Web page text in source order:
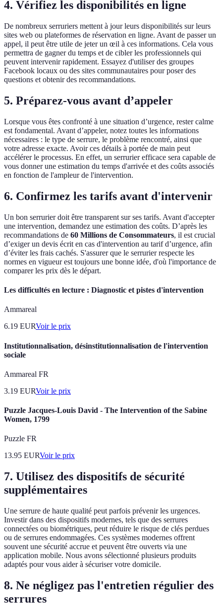
4. Vérifiez les disponibilités en ligne
De nombreux serruriers mettent à jour leurs disponibilités sur leurs
sites web ou plateformes de réservation en ligne. Avant de passer un
appel, il peut être utile de jeter un œil à ces informations. Cela vous
permettra de gagner du temps et de cibler les professionnels qui
peuvent intervenir rapidement. Essayez d'utiliser des groupes
Facebook locaux ou des sites communautaires pour poser des
questions et obtenir des recommandations.
5. Préparez-vous avant d’appeler
Lorsque vous êtes confronté à une situation d’urgence, rester calme
est fondamental. Avant d’appeler, notez toutes les informations
nécessaires : le type de serrure, le problème rencontré, ainsi que
votre adresse exacte. Avoir ces détails à portée de main peut
accélérer le processus. En effet, un serrurier efficace sera capable de
vous donner une estimation du temps d'arrivée et des coûts associés
en fonction de l'ampleur de l'intervention.
6. Confirmez les tarifs avant d'intervenir
Un bon serrurier doit être transparent sur ses tarifs. Avant d'accepter
une intervention, demandez une estimation des coûts. D’après les
recommandations de 60 Millions de Consommateurs, il est crucial
d’exiger un devis écrit en cas d'intervention au tarif d’urgence, afin
d’éviter les frais cachés. S'assurer que le serrurier respecte les
normes en vigueur est toujours une bonne idée, d'où l'importance de
comparer les prix dès le départ.
Les difficultés en lecture : Diagnostic et pistes d'intervention
Ammareal
6.19 EURVoir le prix
Institutionnalisation, désinstitutionnalisation de l'intervention
sociale
Ammareal FR
3.19 EURVoir le prix
Puzzle Jacques-Louis David - The Intervention of the Sabine
Women, 1799
Puzzle FR
13.95 EURVoir le prix
7. Utilisez des dispositifs de sécurité
supplémentaires
Une serrure de haute qualité peut parfois prévenir les urgences.
Investir dans des dispositifs modernes, tels que des serrures
connectées ou biométriques, peut réduire le risque de clés perdues
ou de serrures endommagées. Ces systèmes modernes offrent
souvent une sécurité accrue et peuvent être ouverts via une
application mobile. Nous avons sélectionné plusieurs produits
adaptés pour vous aider à sécuriser votre domicile.
8. Ne négligez pas l'entretien régulier des
serrures